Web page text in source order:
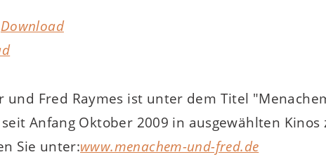
Download
und Fred Raymes ist unter dem Titel
Anfang Oktober 2009 in ausgewählten Kinos
Sie unter:www.menachem-und-fred.de